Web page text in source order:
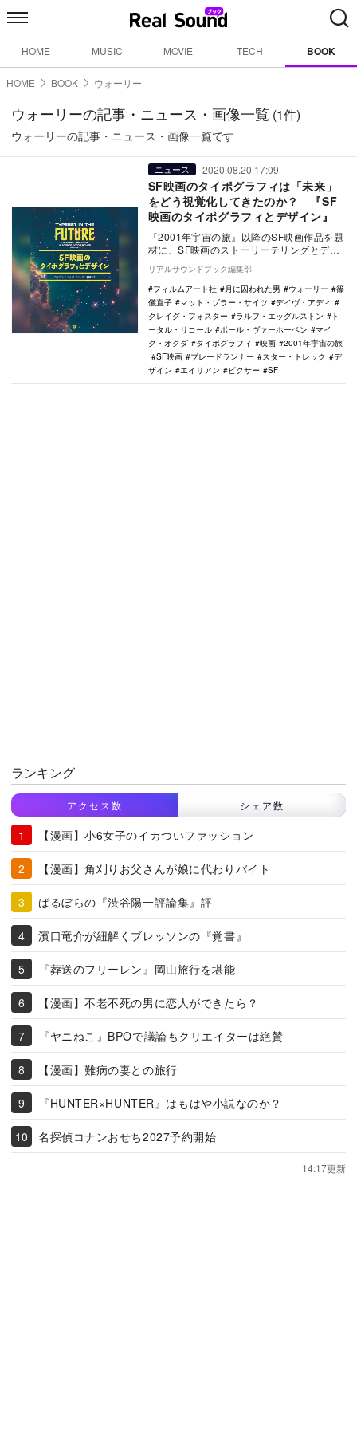
HOME MUSIC MOVIE TECH BOOK
HOME BOOK ウォーリー
ウォーリーの記事・ニュース・画像一覧 (1件)
ウォーリーの記事・ニュース・画像一覧です
ニュース 2020.08.20 17:09
SF映画のタイポグラフィは「未来」
をどう視覚化してきたのか？ 『SF
映画のタイポグラフィとデザイン』
『2001年宇宙の旅』以降のSF映画作品を題
材に、SF映画のストーリーテリングとデザ
インの関係を探る『SF映画のタイポグラフ
ィと…
リアルサウンドブック編集部
フィルムアート社
月に囚われた男 ウォーリー
篠
儀直子
マット・ゾラー・サイツ
デイヴ・アディ
クレイグ・フォスター
ラルフ・エッグルストン
ト
ータル・リコール
ポール・ヴァーホーベン
マイ
ク・オクダ
タイポグラフィ 映画
2001年宇宙の旅
SF映画
ブレードランナー スター・トレック
デ
ザイン
エイリアン ピクサー SF
ランキング
アクセス数 シェア数
【漫画】小6女子のイカついファッション
【漫画】角刈りお父さんが娘に代わりバイト
ばるぼらの『渋谷陽一評論集』評
濱口竜介が紐解くブレッソンの『覚書』
『葬送のフリーレン』岡山旅行を堪能
【漫画】不老不死の男に恋人ができたら？
『ヤニねこ』BPOで議論もクリエイターは絶賛
【漫画】難病の妻との旅行
『HUNTER×HUNTER』はもはや小説なのか？
名探偵コナンおせち2027予約開始
14:17更新